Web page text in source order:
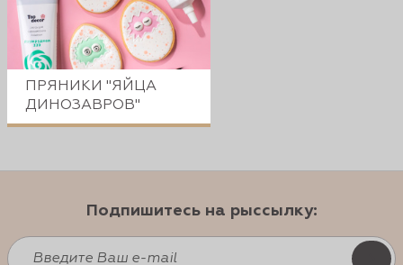
ПРЯНИКИ "ЯЙЦА
ДИНОЗАВРОВ"
Подпишитесь на рыссылку: